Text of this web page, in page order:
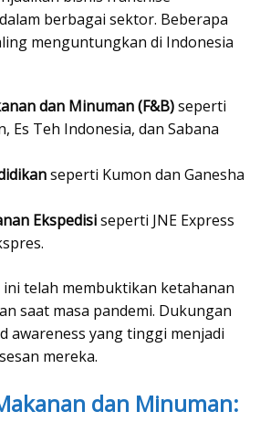
berbagai sektor. Beberapa
menguntungkan di Indonesia
dan Minuman (F&B)seperti
Es Teh Indonesia, dan Sabana
seperti Kumon dan Ganesha
Ekspedisiseperti JNE Express
telah membuktikan ketahanan
saat masa pandemi. Dukungan
awareness yang tinggi menjadi
mereka.
dan Minuman: